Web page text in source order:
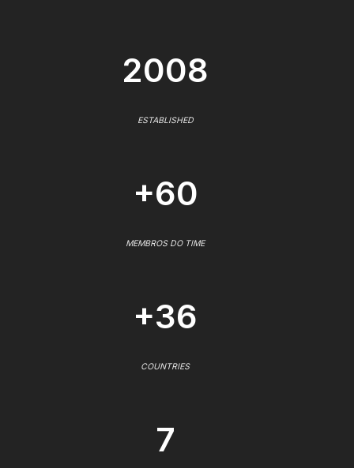
2008
ESTABLISHED
+60
MEMBROS DO TIME
+36
COUNTRIES
7